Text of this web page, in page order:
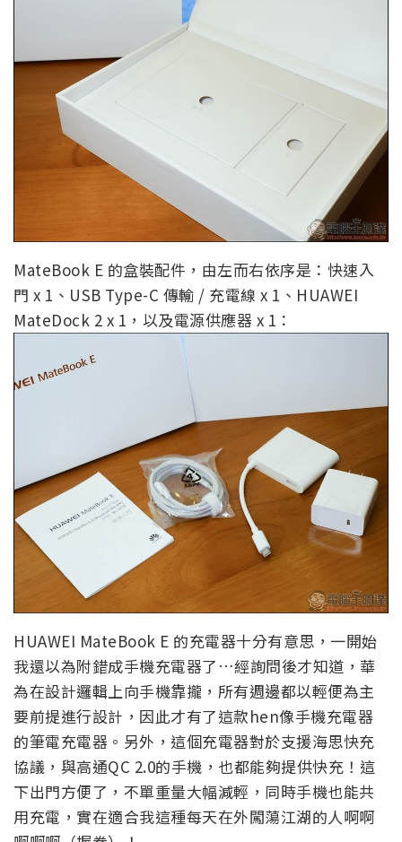
MateBook E 的盒裝配件，由左而右依序是：快速入
門 x 1、USB Type-C 傳輸 / 充電線 x 1、HUAWEI
MateDock 2 x 1，以及電源供應器 x 1：
HUAWEI MateBook E 的充電器十分有意思，一開始
我還以為附錯成手機充電器了…經詢問後才知道，華
為在設計邏輯上向手機靠攏，所有週邊都以輕便為主
要前提進行設計，因此才有了這款hen像手機充電器
的筆電充電器。另外，這個充電器對於支援海思快充
協議，與高通QC 2.0的手機，也都能夠提供快充！這
下出門方便了，不單重量大幅減輕，同時手機也能共
用充電，實在適合我這種每天在外闖蕩江湖的人啊啊